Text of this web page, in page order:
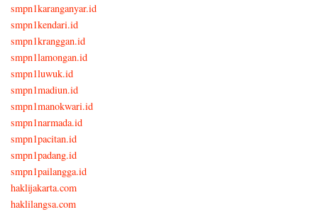
smpn1karanganyar.id
smpn1kendari.id
smpn1kranggan.id
smpn1lamongan.id
smpn1luwuk.id
smpn1madiun.id
smpn1manokwari.id
smpn1narmada.id
smpn1pacitan.id
smpn1padang.id
smpn1pailangga.id
haklijakarta.com
haklilangsa.com